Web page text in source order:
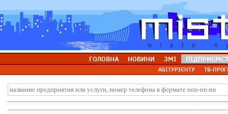
ГОЛОВНА НОВИНИ ЗМІ
АБІТУРІЄНТУ ТВ-